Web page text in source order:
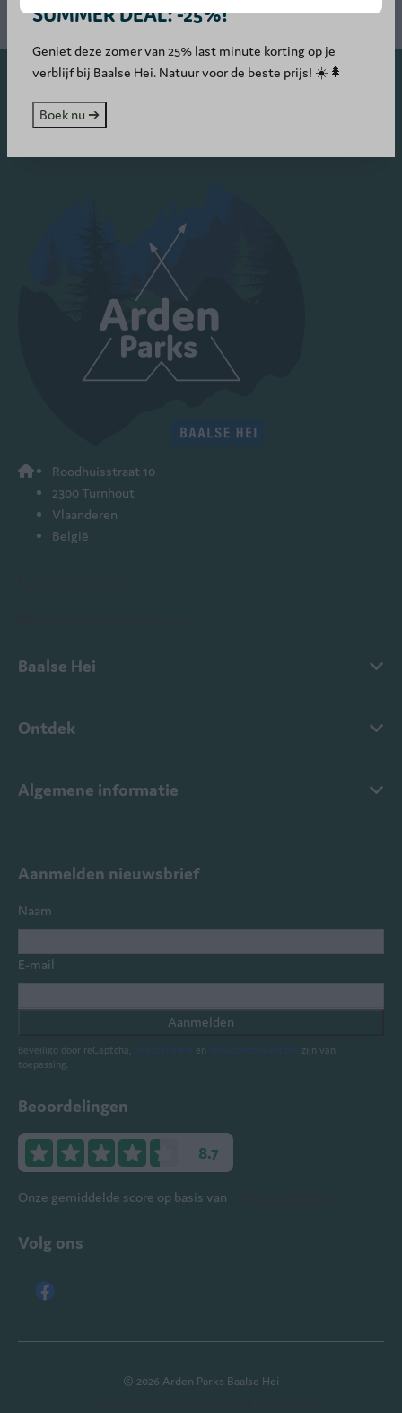
Roodhuisstraat 10
2300 Turnhout
Vlaanderen
België
Baalse Hei
Ontdek
Algemene informatie
Aanmelden nieuwsbrief
Naam
E-mail
Aanmelden
Beveiligd door reCaptcha, privacybeleid en servicevoorwaarden zijn van
toepassing.
Beoordelingen
8.7
Onze gemiddelde score op basis van
Volg ons
© 2026 Arden Parks Baalse Hei
SUMMER DEAL: -25%!
Geniet deze zomer van 25% last minute korting op je
verblijf bij Baalse Hei. Natuur voor de beste prijs! ☀️🌲
Boek nu ➔